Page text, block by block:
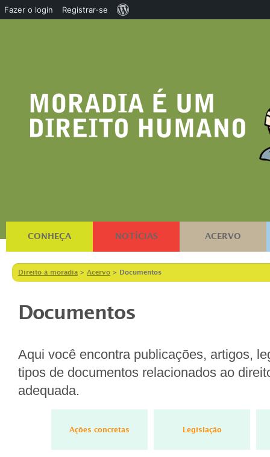
CONHEÇA NOTÍCIAS ACERVO
Direito à moradia > Acervo > Documentos
Documentos
Aqui você encontra publicações, artigos,
tipos de documentos relacionados ao
adequada.
Ações concretas Legislação
Fazer o login Registrar-se